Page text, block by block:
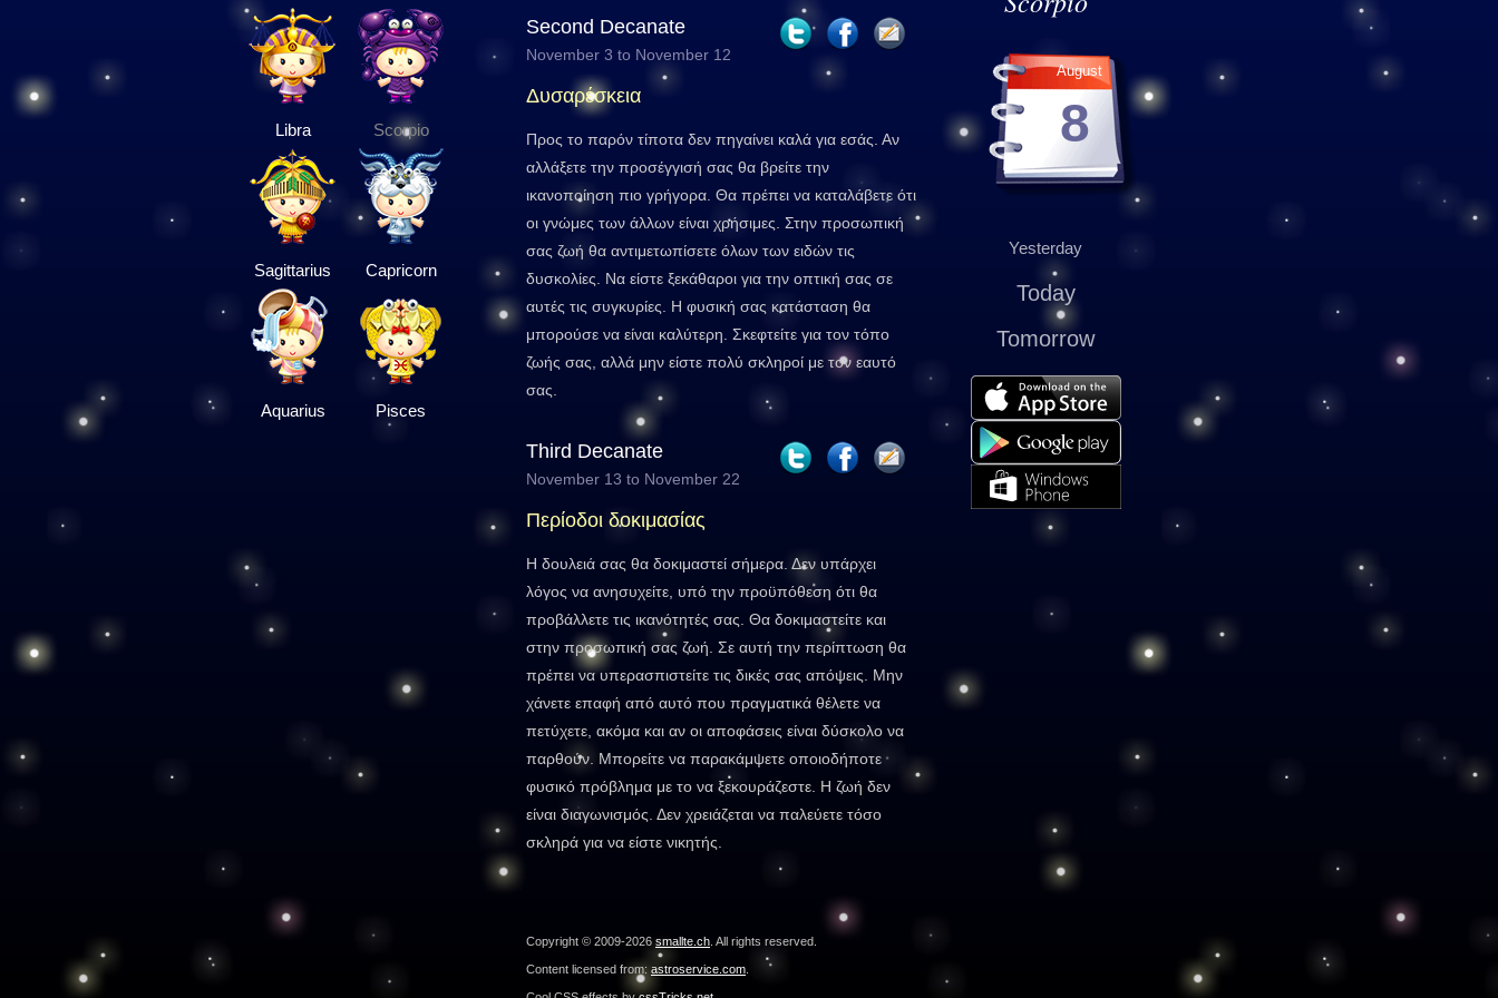
Libra Scorpio
Sagittarius Capricorn
Aquarius Pisces
August
8
Yesterday
Today
Tomorrow
Second Decanate
November 3 to November 12
Δυσαρέσκεια
Προς το παρόν τίποτα δεν πηγαίνει καλά για εσάς. Αν
αλλάξετε την προσέγγισή σας θα βρείτε την
ικανοποίηση πιο γρήγορα. Θα πρέπει να καταλάβετε ότι
οι γνώμες των άλλων είναι χρήσιμες. Στην προσωπική
σας ζωή θα αντιμετωπίσετε όλων των ειδών τις
δυσκολίες. Να είστε ξεκάθαροι για την οπτική σας σε
αυτές τις συγκυρίες. Η φυσική σας κατάσταση θα
μπορούσε να είναι καλύτερη. Σκεφτείτε για τον τόπο
ζωής σας, αλλά μην είστε πολύ σκληροί με τον εαυτό
σας.
Third Decanate
November 13 to November 22
Περίοδοι δοκιμασίας
Η δουλειά σας θα δοκιμαστεί σήμερα. Δεν υπάρχει
λόγος να ανησυχείτε, υπό την προϋπόθεση ότι θα
προβάλλετε τις ικανότητές σας. Θα δοκιμαστείτε και
στην προσωπική σας ζωή. Σε αυτή την περίπτωση θα
πρέπει να υπερασπιστείτε τις δικές σας απόψεις. Μην
χάνετε επαφή από αυτό που πραγματικά θέλετε να
πετύχετε, ακόμα και αν οι αποφάσεις είναι δύσκολο να
παρθούν. Μπορείτε να παρακάμψετε οποιοδήποτε
φυσικό πρόβλημα με το να ξεκουράζεστε. Η ζωή δεν
είναι διαγωνισμός. Δεν χρειάζεται να παλεύετε τόσο
σκληρά για να είστε νικητής.
Copyright © 2009-2026 smallte.ch . All rights reserved.
Content licensed from: astroservice.com